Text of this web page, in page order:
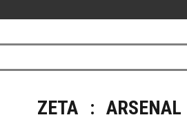
ZETA : ARSENAL